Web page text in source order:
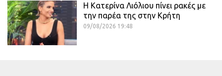
Η Κατερίνα Λιόλιου πίνει ρακές με
την παρέα της στην Κρήτη
09/08/2026 19:48